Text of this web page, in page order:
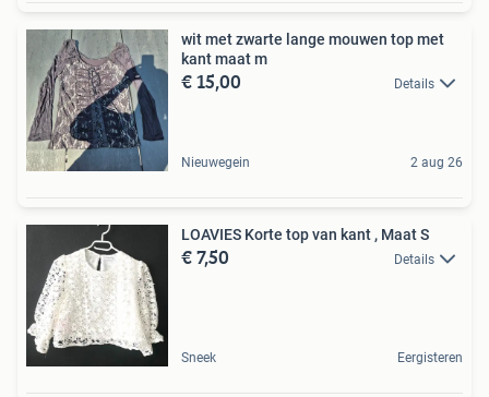
wit met zwarte lange mouwen top met
kant maat m
€ 15,00 Details
Nieuwegein 2 aug 26
LOAVIES Korte top van kant , Maat S
€ 7,50 Details
Sneek Eergisteren